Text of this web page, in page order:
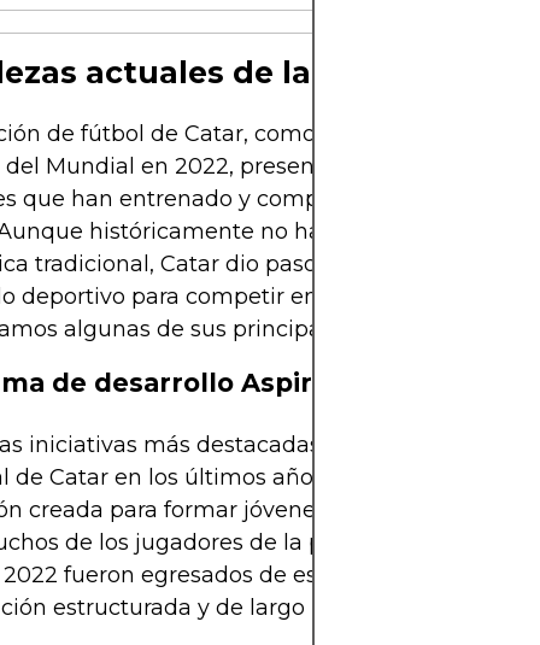
actuales de la selección de
de fútbol de Catar, como representante del
Mundial en 2022, presentó un equipo
que han entrenado y competido juntos a lo
históricamente no ha sido una potencia
tradicional, Catar dio pasos significativos en el
deportivo para competir en su propio torneo al
algunas de sus principales fortalezas.
de desarrollo Aspire Academy
iniciativas más destacadas que ha impulsado
de Catar en los últimos años es la Aspire
creada para formar jóvenes talentos desde
de los jugadores de la plantilla
fueron egresados de esta academia,
estructurada y de largo plazo en el deporte